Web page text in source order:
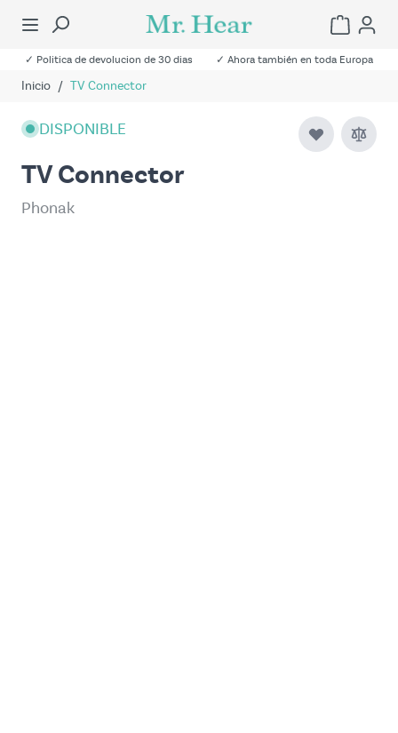
✓ Politica de devolucion de 30 dias ✓ Ahora también en toda Europa
Inicio / TV Connector
TV Connector
Phonak
DISPONIBLE